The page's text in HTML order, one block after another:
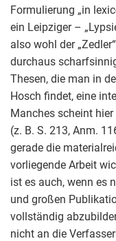
Formulierung „in
ein Leipziger –
also wohl der
durchaus
Thesen, die man in
Hosch findet, eine
Manches scheint
(z. B. S. 213, Anm.
gerade die
vorliegende Arbeit
ist es auch, wenn es
und großen
vollständig
nicht an die